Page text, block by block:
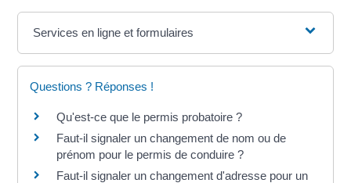
Services en ligne et formulaires
Questions ? Réponses !
Qu'est-ce que le permis probatoire ?
Faut-il signaler un changement de nom ou de
prénom pour le permis de conduire ?
Faut-il signaler un changement d'adresse pour un